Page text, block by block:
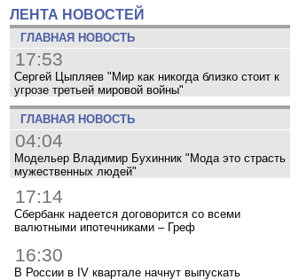
ЛЕНТА НОВОСТЕЙ
ГЛАВНАЯ НОВОСТЬ
17:53
Сергей Цыпляев "Мир как никогда близко стоит к
угрозе третьей мировой войны"
ГЛАВНАЯ НОВОСТЬ
04:04
Модельер Владимир Бухинник "Мода это страсть
мужественных людей"
17:14
Сбербанк надеется договорится со всеми
валютными ипотечниками – Греф
16:30
В России в IV квартале начнут выпускать